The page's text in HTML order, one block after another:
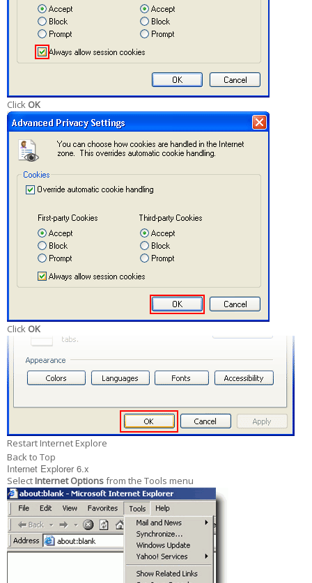
Click OK
Click OK
Restart Internet Explore
Back to Top
Internet Explorer 6.x
Select Internet Optionsfrom the Tools menu